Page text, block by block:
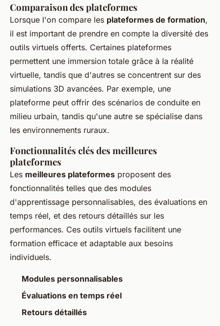
Comparaison des plateformes
Lorsque l'on compare les plateformes de formation,
il est important de prendre en compte la diversité des
outils virtuels offerts. Certaines plateformes
permettent une immersion totale grâce à la réalité
virtuelle, tandis que d'autres se concentrent sur des
simulations 3D avancées. Par exemple, une
plateforme peut offrir des scénarios de conduite en
milieu urbain, tandis qu'une autre se spécialise dans
les environnements ruraux.
Fonctionnalités clés des meilleures
plateformes
Les meilleures plateformes proposent des
fonctionnalités telles que des modules
d'apprentissage personnalisables, des évaluations en
temps réel, et des retours détaillés sur les
performances. Ces outils virtuels facilitent une
formation efficace et adaptable aux besoins
individuels.
Modules personnalisables
Évaluations en temps réel
Retours détaillés